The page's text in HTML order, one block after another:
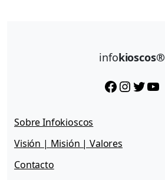
infokioscos®
Facebook InstagramTwitter YouTube
Sobre Infokioscos
Visión | Misión | Valores
Contacto